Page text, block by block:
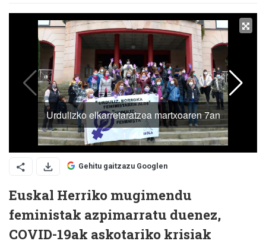
Gehitu gaitzazu Googlen
Euskal Herriko mugimendu
feministak azpimarratu duenez,
COVID-19ak askotariko krisiak